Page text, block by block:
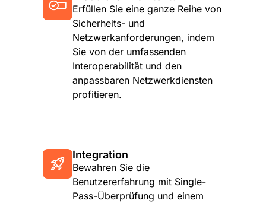
Erfüllen Sie eine ganze Reihe von
Sicherheits- und
Netzwerkanforderungen, indem
Sie von der umfassenden
Interoperabilität und den
anpassbaren Netzwerkdiensten
profitieren.
Integration
Bewahren Sie die
Benutzererfahrung mit Single-
Pass-Überprüfung und einem